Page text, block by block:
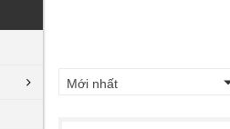
Mới nhất